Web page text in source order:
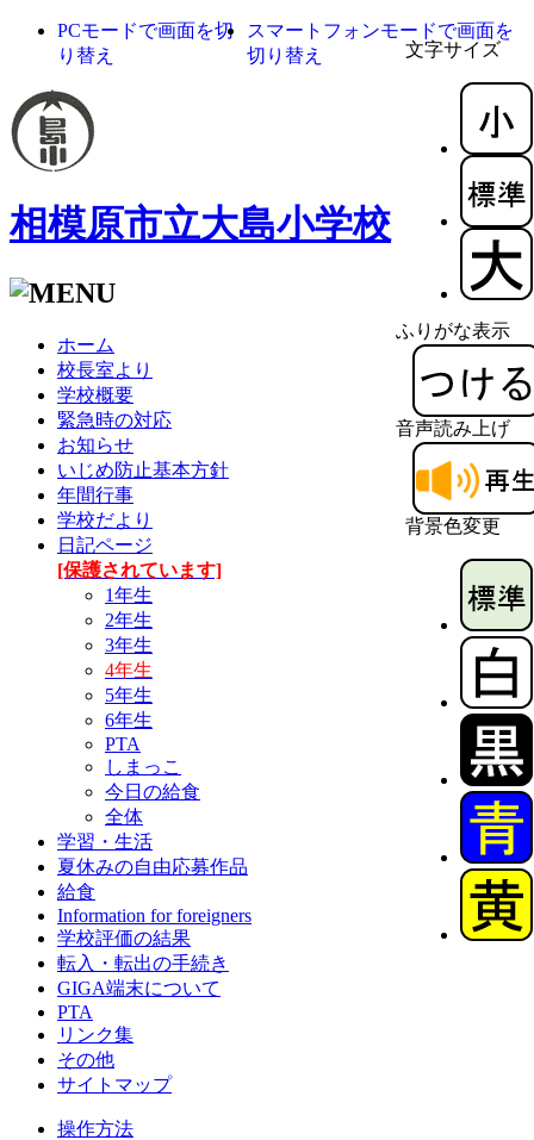
文字サイズ
ふりがな表示
音声読み上げ
背景色変更
PCモードで画面を切
り替え
スマートフォンモードで画面を
切り替え
相模原市立大島小学校
ホーム
校長室より
学校概要
緊急時の対応
お知らせ
いじめ防止基本方針
年間行事
学校だより
日記ページ
[保護されています]
1年生
2年生
3年生
4年生
5年生
6年生
PTA
しまっこ
今日の給食
全体
学習・生活
夏休みの自由応募作品
給食
Information for foreigners
学校評価の結果
転入・転出の手続き
GIGA端末について
PTA
リンク集
その他
サイトマップ
操作方法